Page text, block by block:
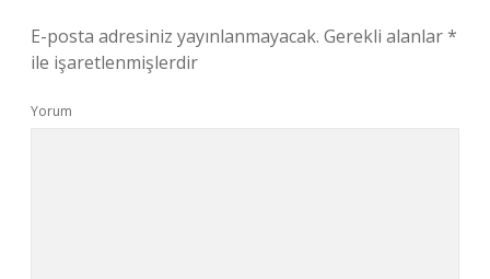
E-posta adresiniz yayınlanmayacak. Gerekli alanlar*
ile işaretlenmişlerdir
Yorum